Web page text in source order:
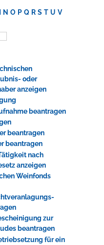
perfekten Standort für Events
N O P Q R S T U V
oder
anzeigen
beantragen
beantragen
beantragen
nach
anzeigen
Weinfonds
zur
beantragen
für ein